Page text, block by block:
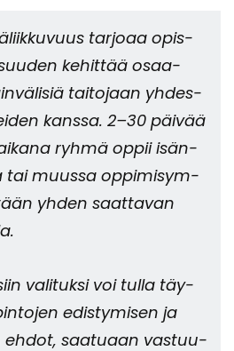
tar­jo­aa opis­
ke­hit­tää osaa­
tai­to­jaan yh­des­
kans­sa. 2–30 päi­vää
ryhmä oppii isän­
tai muus­sa op­pi­mi­sym­
yhden saat­ta­van
va­li­tuk­si voi tulla täy­
edis­ty­mi­sen ja
ehdot, saa­tu­aan vas­tuu­